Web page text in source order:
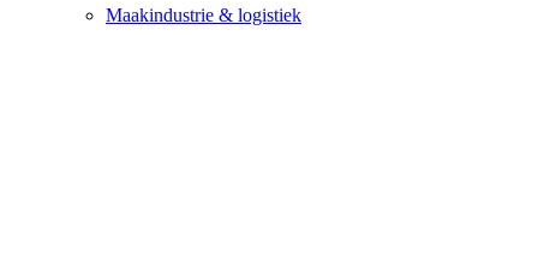
Maakindustrie & logistiek